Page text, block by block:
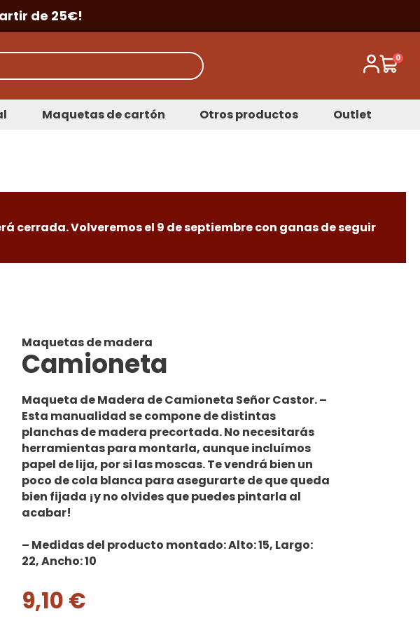
de 25€!
0
Maquetas de cartón Otros productos Outlet
cerrada. Volveremos el 9 de septiembre con ganas de seguir
Maquetas de madera
Camioneta
Maqueta de Madera de Camioneta Señor Castor. –
Esta manualidad se compone de distintas
planchas de madera precortada.No necesitarás
herramientaspara montarla, aunque incluímos
papel de lija, por si las moscas. Te vendrá bien un
poco decola blanca para asegurarte de que queda
bien fijada ¡y no olvides quepuedes pintarla al
acabar!
– Medidas del producto montado: Alto: 15, Largo:
22, Ancho: 10
9,10 €